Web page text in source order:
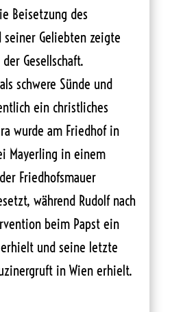
Beisetzung des
seiner Geliebten zeigte
Gesellschaft.
schwere Sünde und
ein christliches
wurde am Friedhof in
Mayerling in einem
Friedhofsmauer
während Rudolf nach
beim Papst ein
und seine letzte
in Wien erhielt.